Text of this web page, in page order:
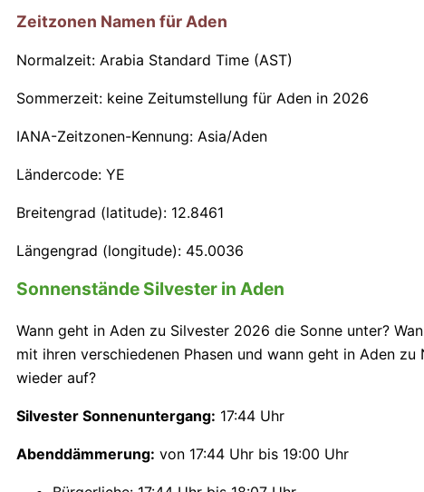
Zeitzonen Namen für Aden
Normalzeit: Arabia Standard Time (AST)
Sommerzeit: keine Zeitumstellung für Aden in 2026
IANA-Zeitzonen-Kennung: Asia/Aden
Ländercode: YE
Breitengrad (latitude): 12.8461
Längengrad (longitude): 45.0036
Sonnenstände Silvester in Aden
Wann geht in Aden zu Silvester 2026 die Sonne unter?
mit ihren verschiedenen Phasen und wann geht in Aden zu
wieder auf?
Silvester Sonnenuntergang: 17:44 Uhr
Abenddämmerung: von 17:44 Uhr bis 19:00 Uhr